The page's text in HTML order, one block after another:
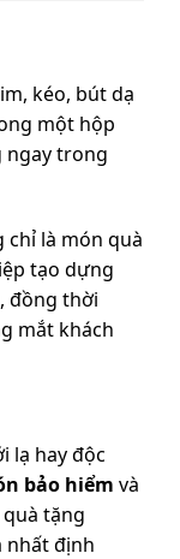
kéo, bút dạ
một hộp
ngay trong
là món quà
tạo dựng
đồng thời
mắt khách
lạ hay độc
bảo hiểm và
tặng
nhất định